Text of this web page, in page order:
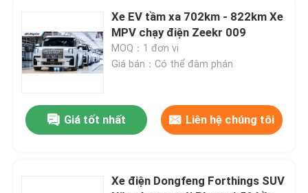
Về chúng tôi
Tham quan nhà máy
Kiểm soát chất lượng
Xe EV tầm xa 702km - 822km Xe
MPV chạy điện Zeekr 009
MOQ：1 đơn vị
Giá bán：Có thể đàm phán
Giá tốt nhất Liên hệ chúng tôi
Xe điện Dongfeng Forthings SUV